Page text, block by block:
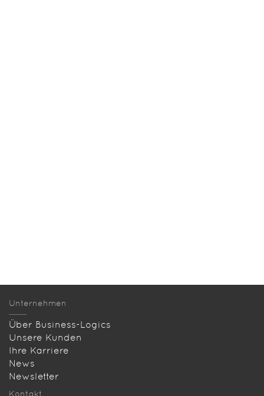
Unternehmen
Über Business-Logics
Unsere Kunden
Ihre Karriere
News
Newsletter
Kontakt